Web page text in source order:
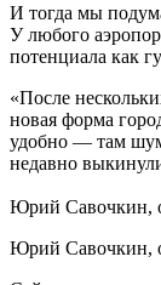
И тогда мы
У любого
потенциала как
«После
новая форма
удобно — там
недавно
Юрий Савочкин,
Юрий Савочкин,